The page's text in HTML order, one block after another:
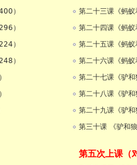
）
）
）
）
第二十三课《蚂
第二十四课《蚂
第二十五课《蚂
第二十六课《蚂
第二十七课《驴
第二十八课《驴
第二十九课《驴
第三十课 《驴和
第五次上课（